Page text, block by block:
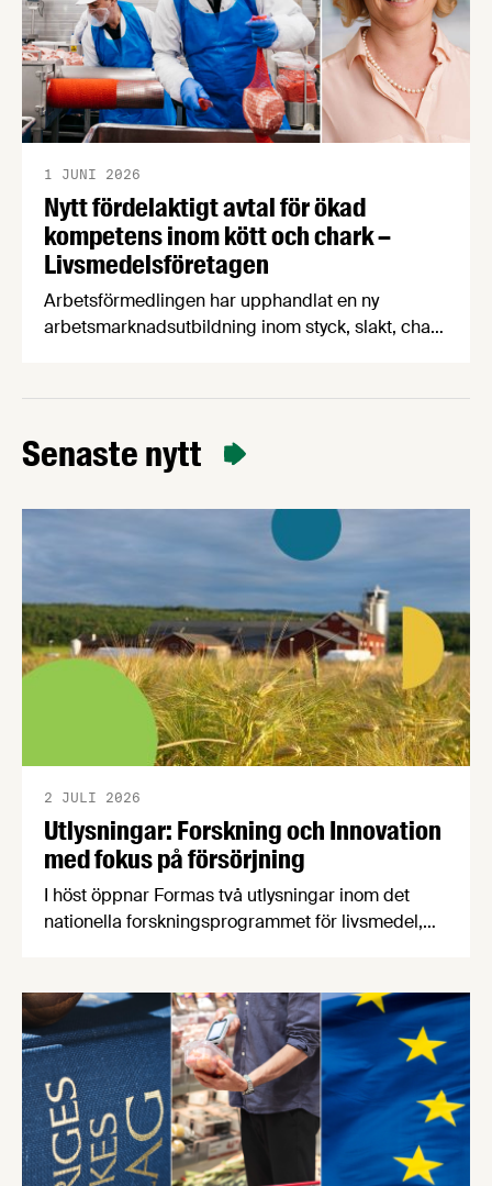
Nytt fördelaktigt avtal för ökad
kompetens inom kött och chark –
Livsmedelsföretagen
1 JUNI 2026
Arbetsförmedlingen har upphandlat en ny
arbetsmarknadsutbildning inom styck, slakt, chark
den 1 september 2026. Karin Thapper, ansvarig
beskriver avtalet som en stor framgång.
Senaste nytt
Utlysningar: Forskning och Innovation
med fokus på försörjning
2 JULI 2026
I höst öppnar Formas två utlysningar inom det
nationella forskningsprogrammet för livsmedel,
en motståndskraftig livsmedelsförsörjning", och
båda syftar till att bana väg för innovationer som
stärker Sveriges livsmedelsförsörjning.